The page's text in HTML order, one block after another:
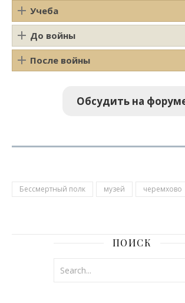
Учеба
До войны
После войны
Обсудить на
Бессмертный полк музей черемхово
ПОИСК